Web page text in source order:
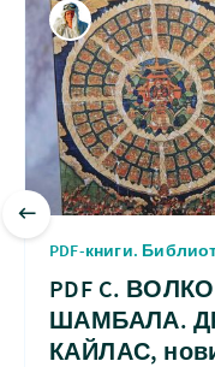
PDF-книги.
PDF C.
ШАМБАЛА.
КАЙЛАС,